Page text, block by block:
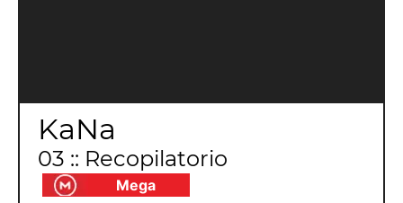
KaNa
03 :: Recopilatorio
Mega